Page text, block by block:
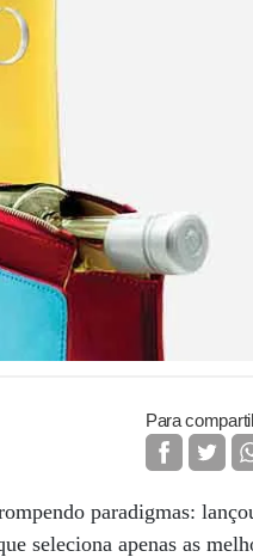
Para
paradigmas:
seleciona apenas as